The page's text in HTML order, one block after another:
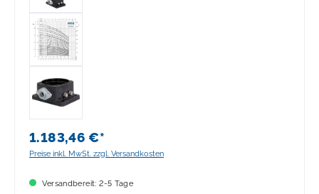
1.183,46 €*
Preise inkl. MwSt. zzgl. Versandkosten
Versandbereit: 2-5 Tage